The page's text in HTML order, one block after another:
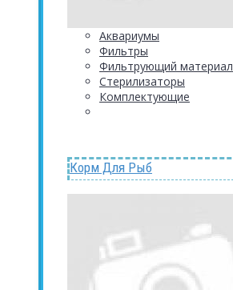
Аквариумы
Фильтры
Фильтрующий материал
Стерилизаторы
Комплектующие
Корм Для Рыб